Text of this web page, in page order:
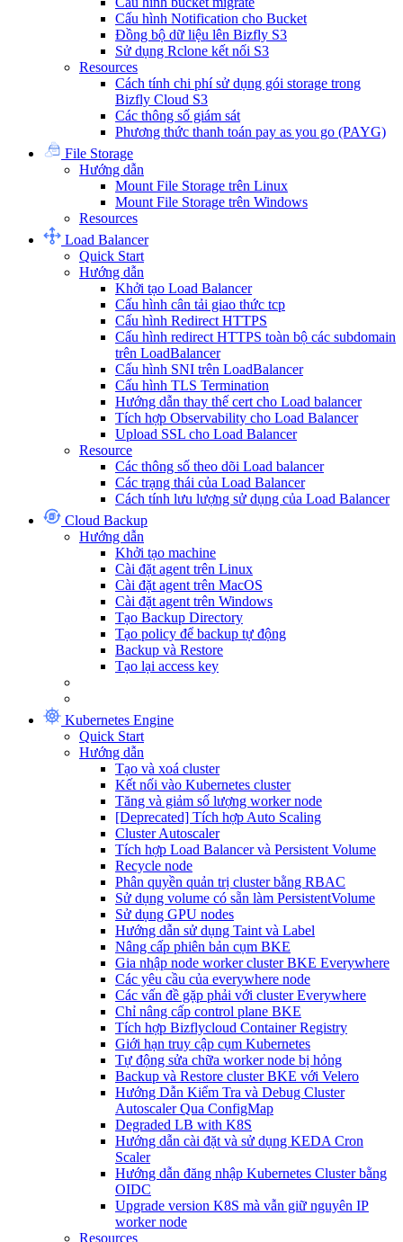
Cấu hình Notification cho Bucket
Đồng bộ dữ liệu lên Bizfly S3
Sử dụng Rclone kết nối S3
Resources
Cách tính chi phí sử dụng gói storage trong
Bizfly Cloud S3
Các thông số giám sát
Phương thức thanh toán pay as you go (PAYG)
File Storage
Hướng dẫn
Mount File Storage trên Linux
Mount File Storage trên Windows
Resources
Load Balancer
Quick Start
Hướng dẫn
Khởi tạo Load Balancer
Cấu hình cân tải giao thức tcp
Cấu hình Redirect HTTPS
Cấu hình redirect HTTPS toàn bộ các subdomain
trên LoadBalancer
Cấu hình SNI trên LoadBalancer
Cấu hình TLS Termination
Hướng dẫn thay thế cert cho Load balancer
Tích hợp Observability cho Load Balancer
Upload SSL cho Load Balancer
Resource
Các thông số theo dõi Load balancer
Các trạng thái của Load Balancer
Cách tính lưu lượng sử dụng của Load Balancer
Cloud Backup
Hướng dẫn
Khởi tạo machine
Cài đặt agent trên Linux
Cài đặt agent trên MacOS
Cài đặt agent trên Windows
Tạo Backup Directory
Tạo policy để backup tự động
Backup và Restore
Tạo lại access key
Kubernetes Engine
Quick Start
Hướng dẫn
Tạo và xoá cluster
Kết nối vào Kubernetes cluster
Tăng và giảm số lượng worker node
[Deprecated] Tích hợp Auto Scaling
Cluster Autoscaler
Tích hợp Load Balancer và Persistent Volume
Recycle node
Phân quyền quản trị cluster bằng RBAC
Sử dụng volume có sẵn làm PersistentVolume
Sử dụng GPU nodes
Hướng dẫn sử dụng Taint và Label
Nâng cấp phiên bản cụm BKE
Gia nhập node worker cluster BKE Everywhere
Các yêu cầu của everywhere node
Các vấn đề gặp phải với cluster Everywhere
Chỉ nâng cấp control plane BKE
Tích hợp Bizflycloud Container Registry
Giới hạn truy cập cụm Kubernetes
Tự động sửa chữa worker node bị hỏng
Backup và Restore cluster BKE với Velero
Hướng Dẫn Kiểm Tra và Debug Cluster
Autoscaler Qua ConfigMap
Degraded LB with K8S
Hướng dẫn cài đặt và sử dụng KEDA Cron
Scaler
Hướng dẫn đăng nhập Kubernetes Cluster bằng
OIDC
Upgrade version K8S mà vẫn giữ nguyên IP
worker node
Resources